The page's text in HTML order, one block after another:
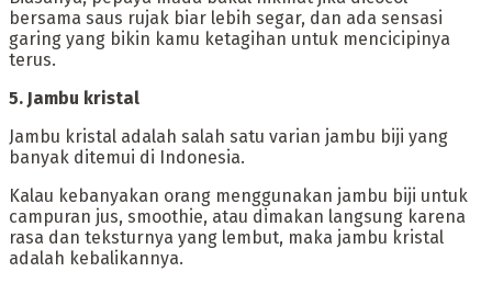
bersama saus rujak biar lebih segar, dan ada sensasi
garing yang bikin kamu ketagihan untuk mencicipinya
terus.
‎5. Jambu kristal
‎Jambu kristal adalah salah satu varian jambu biji yang
banyak ditemui di Indonesia.
Kalau kebanyakan orang menggunakan jambu biji untuk
campuran jus, smoothie, atau dimakan langsung karena
rasa dan teksturnya yang lembut, maka jambu kristal
adalah kebalikannya.